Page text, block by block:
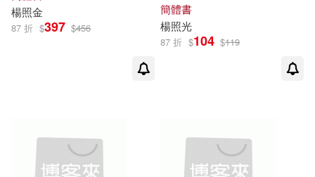
楊照金
87 折 $397 $456
簡體書
楊照光
87 折 $104 $119